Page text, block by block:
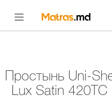
Простынь
Platinum H-0 (без Резинки)
Lux Satin 420TC